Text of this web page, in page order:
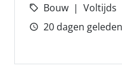
Bouw
Voltijds
20 dagen geleden